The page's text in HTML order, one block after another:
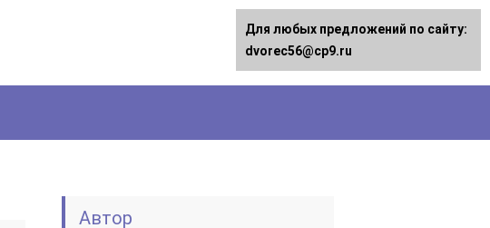
Автор
Для любых предложений по сайту:
dvorec56@cp9.ru